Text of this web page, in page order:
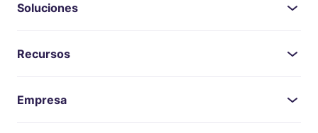
Soluciones
Recursos
Empresa